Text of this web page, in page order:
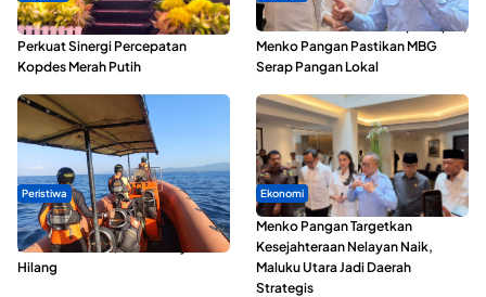
Seminar di Ternate, Mendes
Perkuat Sinergi Percepatan
Kopdes Merah Putih
SPPG di Maluku Utara Dipercepat,
Menko Pangan Pastikan MBG
Serap Pangan Lokal
Peristiwa
Dua Longboat Bertabrakan di
Perairan Taliabu, Satu Nelayan
Hilang
Ekonomi
Menko Pangan Targetkan
Kesejahteraan Nelayan Naik,
Maluku Utara Jadi Daerah
Strategis